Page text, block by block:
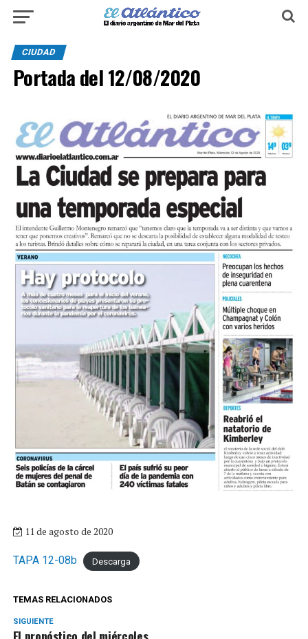
CIUDAD
Portada del 12/08/2020
11 de agosto de 2020
TAPA 12-08b Descarga
TEMAS RELACIONADOS
SIGUIENTE